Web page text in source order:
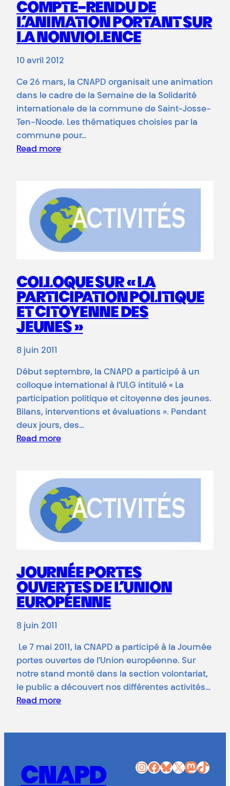
COMPTE-RENDU DE
L’ANIMATION PORTANT SUR
LA NONVIOLENCE
10 avril 2012
Ce 26 mars, la CNAPD organisait une animation
dans le cadre de la Semaine de la Solidarité
internationale de la commune de Saint-Josse-
Ten-Noode. Les thématiques choisies par la
commune pour…
Read more
COLLOQUE SUR « LA
PARTICIPATION POLITIQUE
ET CITOYENNE DES
JEUNES »
8 juin 2011
Début septembre, la CNAPD a participé à un
colloque international à l’ULG intitulé « La
participation politique et citoyenne des jeunes.
Bilans, interventions et évaluations ». Pendant
deux jours, des…
Read more
JOURNÉE PORTES
OUVERTES DE L’UNION
EUROPÉENNE
8 juin 2011
Le 7 mai 2011, la CNAPD a participé à la Journée
portes ouvertes de l’Union européenne. Sur
notre stand monté dans la section volontariat,
le public a découvert nos différentes activités…
Read more
CNAPD InstagramFacebook Bluesky X Mastodon TikTok